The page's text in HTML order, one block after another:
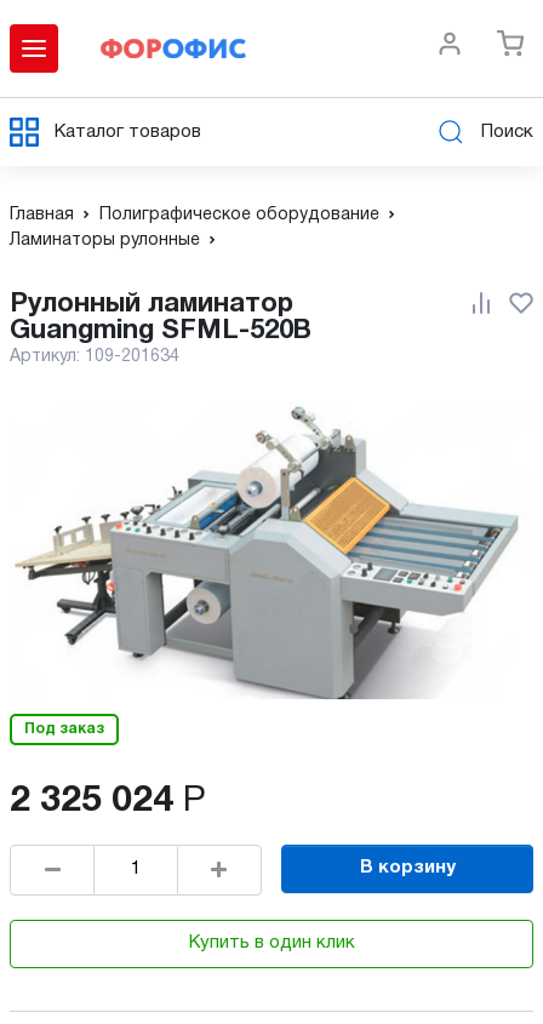
Каталог товаров Поиск
Главная
Полиграфическое оборудование
Ламинаторы рулонные
Рулонный ламинатор
Guangming SFML-520B
Артикул: 109-201634
Под заказ
2 325 024 Р
В корзину
Купить в один клик